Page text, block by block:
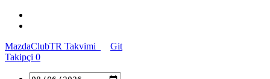
MazdaClubTR Takvimi
Git
Takipçi 0